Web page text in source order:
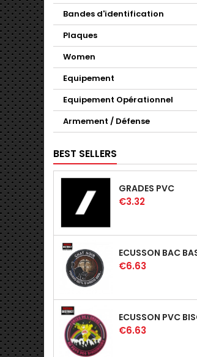
Bandes d'identification
Plaques
Women
Equipement
Equipement Opérationnel
Armement / Défense
BEST SELLERS
GRADES PVC
Price
€3.32
Price
€6.63
Price
€6.63